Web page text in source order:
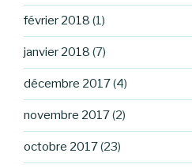
février 2018 (1)
janvier 2018 (7)
décembre 2017(4)
novembre 2017(2)
octobre 2017(23)